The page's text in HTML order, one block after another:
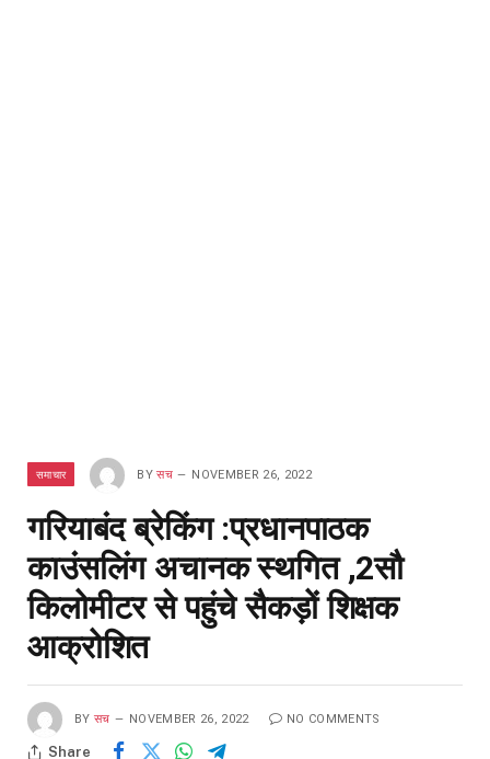
समाचार BY सच NOVEMBER 26, 2022
गरियाबंद ब्रेकिंग :प्रधानपाठक
काउंसलिंग अचानक स्थगित ,2सौ
किलोमीटर से पहुंचे सैकड़ों शिक्षक
आक्रोशित
BY सच NOVEMBER 26, 2022 NO COMMENTS
Share